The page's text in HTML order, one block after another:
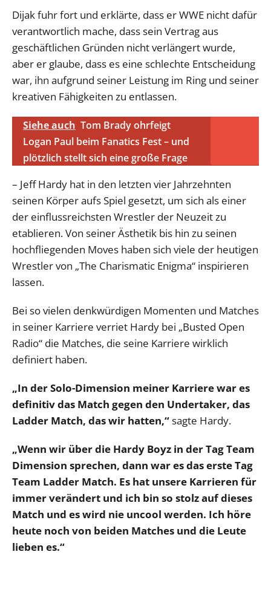
Dijak fuhr fort und erklärte, dass er WWE nicht dafür
verantwortlich mache, dass sein Vertrag aus
geschäftlichen Gründen nicht verlängert wurde,
aber er glaube, dass es eine schlechte Entscheidung
war, ihn aufgrund seiner Leistung im Ring und seiner
kreativen Fähigkeiten zu entlassen.
Siehe auch Tom Brady ohrfeigt
Logan Paul beim Fanatics Fest – und
plötzlich stellt sich eine große Frage
– Jeff Hardy hat in den letzten vier Jahrzehnten
seinen Körper aufs Spiel gesetzt, um sich als einer
der einflussreichsten Wrestler der Neuzeit zu
etablieren. Von seiner Ästhetik bis hin zu seinen
hochfliegenden Moves haben sich viele der heutigen
Wrestler von „The Charismatic Enigma“ inspirieren
lassen.
Bei so vielen denkwürdigen Momenten und Matches
in seiner Karriere verriet Hardy bei „Busted Open
Radio“ die Matches, die seine Karriere wirklich
definiert haben.
„In der Solo-Dimension meiner Karriere war es
definitiv das Match gegen den Undertaker, das
Ladder Match, das wir hatten,“sagte Hardy.
„Wenn wir über die Hardy Boyz in der Tag Team
Dimension sprechen, dann war es das erste Tag
Team Ladder Match. Es hat unsere Karrieren für
immer verändert und ich bin so stolz auf dieses
Match und es wird nie uncool werden. Ich höre
heute noch von beiden Matches und die Leute
lieben es.“